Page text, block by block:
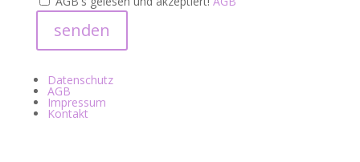
senden
Datenschutz
AGB
Impressum
Kontakt